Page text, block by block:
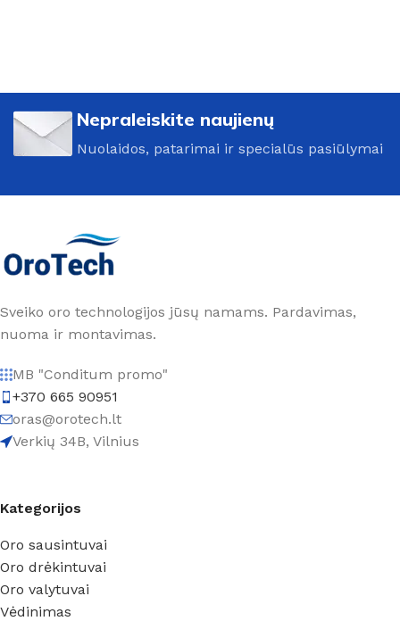
Nepraleiskite naujienų
Nuolaidos, patarimai ir specialūs pasiūlymai
Sveiko oro technologijos jūsų namams. Pardavimas,
nuoma ir montavimas.
MB "Conditum promo"
+370 665 90951
oras@orotech.lt
Verkių 34B, Vilnius
Kategorijos
Oro sausintuvai
Oro drėkintuvai
Oro valytuvai
Vėdinimas